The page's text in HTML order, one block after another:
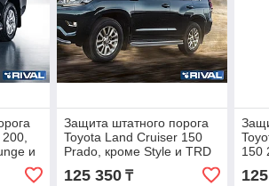
и
Защита штатного порога
Toyota Land Cruiser 150
Prado, кроме Style и TRD
125 350₸
150